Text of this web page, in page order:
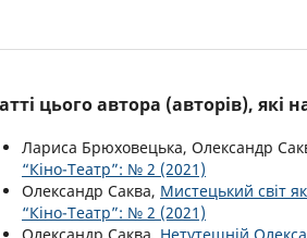
цього автора (авторів), які
Лариса Брюховецька, Олександр
“Кіно-Театр”: № 2 (2021)
Олександр Саква, Мистецький світ
“Кіно-Театр”: № 2 (2021)